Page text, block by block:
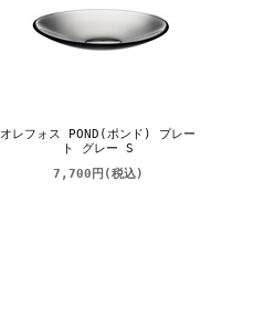
オレフォス POND(ポンド) プレー
ト グレー S
7,700円 (税込)